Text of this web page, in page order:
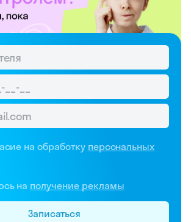
на обработку персональных
на получение рекламы
Записаться